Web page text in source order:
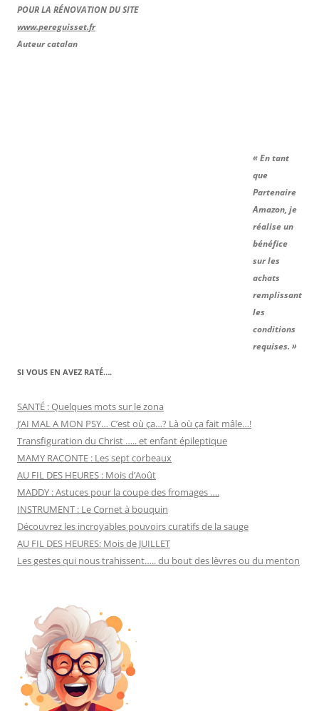
POUR LA RÉNOVATION DU SITE
www.pereguisset.fr
Auteur catalan
« En tant
que
Partenaire
Amazon, je
réalise un
bénéfice
sur les
achats
remplissant
les
conditions
requises. »
SI VOUS EN AVEZ RATÉ….
SANTÉ : Quelques mots sur le zona
J’AI MAL A MON PSY… C’est où ça…? Là où ça fait mâle…!
Transfiguration du Christ ….. et enfant épileptique
MAMY RACONTE : Les sept corbeaux
AU FIL DES HEURES : Mois d’Août
MADDY : Astuces pour la coupe des fromages ….
INSTRUMENT : Le Cornet à bouquin
Découvrez les incroyables pouvoirs curatifs de la sauge
AU FIL DES HEURES: Mois de JUILLET
Les gestes qui nous trahissent….. du bout des lèvres ou du menton